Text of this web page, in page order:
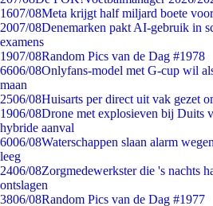
1607/08Meta krijgt half miljard boete
2007/08Denemarken pakt AI-gebruik in
examens
1907/08Random Pics van de Dag #1978
6606/08Onlyfans-model met G-cup wil
maan
2506/08Huisarts per direct uit vak gezet
1906/08Drone met explosieven bij Duits
hybride aanval
6006/08Waterschappen slaan alarm
leeg
2406/08Zorgmedewerkster die 's nachts
ontslagen
3806/08Random Pics van de Dag #1977